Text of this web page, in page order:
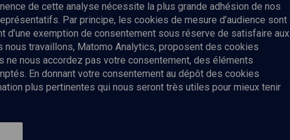
Envoyer
de cette analyse nécessite la plus grande adhésion de nos
Par principe, les cookies de mesure d’audience sont
d’une exemption de consentement sous réserve de satisfaire aux
travaillons, Matomo Analytics, proposent des cookies
nous accordez pas votre consentement, des éléments
En donnant votre consentement au dépôt des cookies
plus pertinentes qui nous seront très utiles pour mieux tenir